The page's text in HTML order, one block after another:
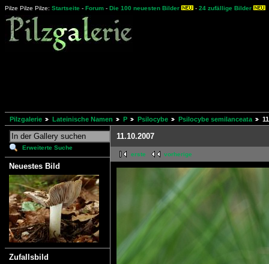
Pilze Pilze Pilze: Startseite - Forum - Die 100 neuesten Bilder - 24 zufällige Bilder
Pilzgalerie Lateinische Namen P Psilocybe Psilocybe semilanceata
Erweiterte Suche
Neuestes Bild
Zufallsbild
11.10.2007
erste vorherige